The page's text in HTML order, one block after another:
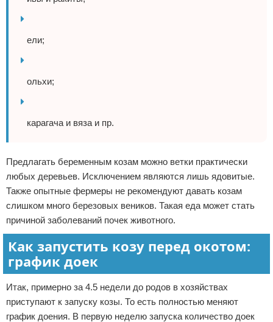
ели;
ольхи;
карагача и вяза и пр.
Предлагать беременным козам можно ветки практически
любых деревьев. Исключением являются лишь ядовитые.
Также опытные фермеры не рекомендуют давать козам
слишком много березовых веников. Такая еда может стать
причиной заболеваний почек животного.
Как запустить козу перед окотом:
график доек
Итак, примерно за 4.5 недели до родов в хозяйствах
приступают к запуску козы. То есть полностью меняют
график доения. В первую неделю запуска количество доек